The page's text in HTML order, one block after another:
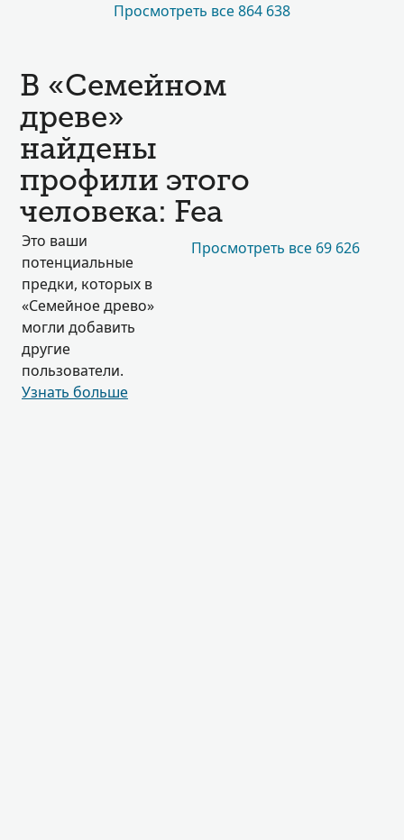
Просмотреть все 864 638
В «Семейном
древе»
найдены
профили этого
человека: Fea
Это ваши
потенциальные
предки, которых в
«Семейное древо»
могли добавить
другие
пользователи.
Узнать больше
Просмотреть все 69 626